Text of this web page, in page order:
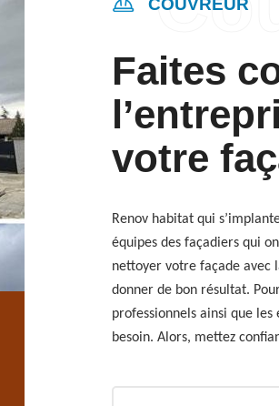
COUVREUR
Faites
votre
Renov habitat qui
équipes des façadiers qui
nettoyer votre façade avec
donner de bon résultat.
professionnels ainsi que
besoin. Alors, mettez